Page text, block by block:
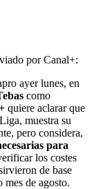
por Canal+:
ayer lunes, en
como
quiere aclarar que
muestra su
pero considera,
para
los costes
de base
de agosto.